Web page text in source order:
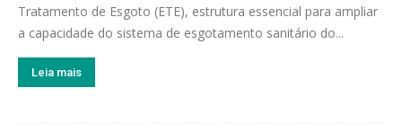
Tratamento de Esgoto (ETE), estrutura essencial para ampliar
a capacidade do sistema de esgotamento sanitário do...
Leia mais